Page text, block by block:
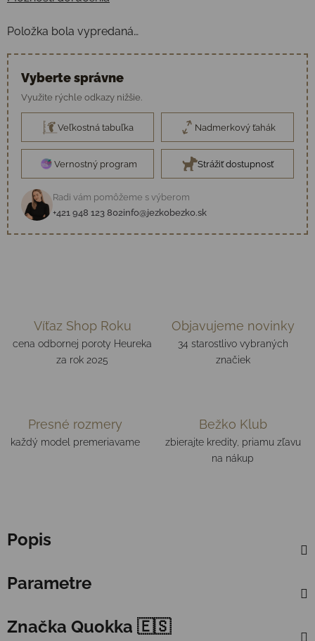
Položka bola vypredaná…
Vyberte správne
Využite rýchle odkazy nižšie.
Veľkostná tabuľka Nadmerkový ťahák
Vernostný program Strážiť dostupnosť
Radi vám pomôžeme s výberom
+421 948 123 802info@jezkobezko.sk
Víťaz Shop Roku
cena odbornej poroty Heureka
za rok 2025
Objavujeme novinky
34 starostlivo vybraných
značiek
Presné rozmery
každý model premeriavame
Bežko Klub
zbierajte kredity, priamu zľavu
na nákup
Popis
Parametre
Značka Quokka 🇪🇸